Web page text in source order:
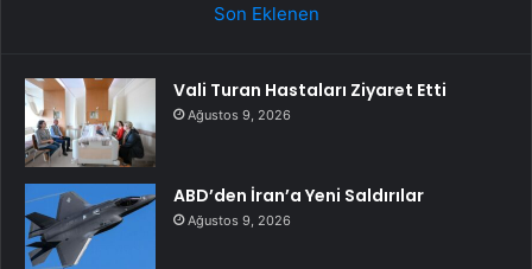
Son Eklenen
Vali Turan Hastaları Ziyaret Etti
Ağustos 9, 2026
ABD’den İran’a Yeni Saldırılar
Ağustos 9, 2026